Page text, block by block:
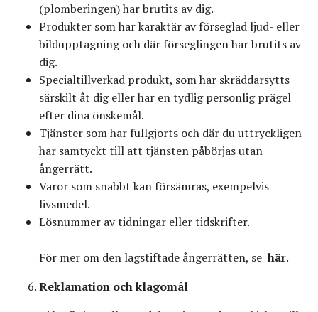
(plomberingen) har brutits av dig.
Produkter som har karaktär av förseglad ljud- eller
bildupptagning och där förseglingen har brutits av
dig.
Specialtillverkad produkt, som har skräddarsytts
särskilt åt dig eller har en tydlig personlig prägel
efter dina önskemål.
Tjänster som har fullgjorts och där du uttryckligen
har samtyckt till att tjänsten påbörjas utan
ångerrätt.
Varor som snabbt kan försämras, exempelvis
livsmedel.
Lösnummer av tidningar eller tidskrifter.
För mer om den lagstiftade ångerrätten, se här.
Reklamation och klagomål